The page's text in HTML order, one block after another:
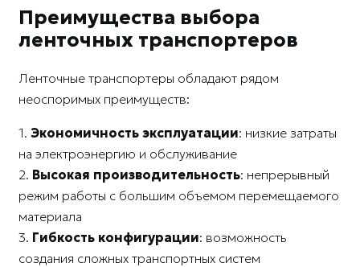
Преимущества выбора
ленточных транспортеров
Ленточные транспортеры обладают рядом
неоспоримых преимуществ:
1. Экономичность эксплуатации: низкие затраты
на электроэнергию и обслуживание
2. Высокая производительность: непрерывный
режим работы с большим объемом перемещаемого
материала
3. Гибкость конфигурации: возможность
создания сложных транспортных систем